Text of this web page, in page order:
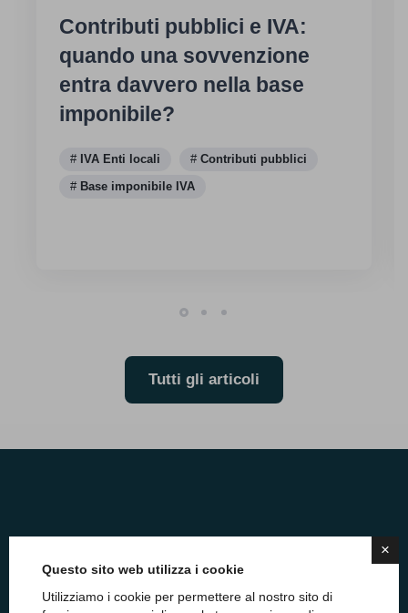
×
Questo sito web utilizza i cookie
Utilizziamo i cookie per permettere al nostro sito di
Contributi pubblici e IVA:
quando una sovvenzione
entra davvero nella base
imponibile?
IVA Enti locali
Contributi pubblici
Base imponibile IVA
Tutti gli articoli
Vuoi restare aggiornato sulle
ultime novità per la Pubblica